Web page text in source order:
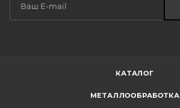
КАТАЛОГ
МЕТАЛЛООБРАБОТКА